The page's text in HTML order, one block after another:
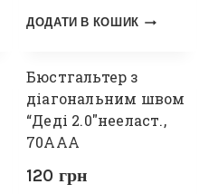
ДОДАТИ В КОШИК
Бюстгальтер з
діагональним швом
“Деді 2.0″нееласт.,
70ААА
120 грн